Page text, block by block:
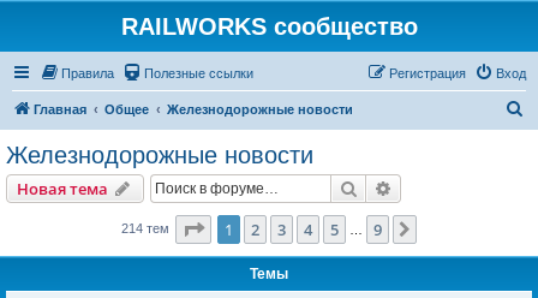
RAILWORKS сообщество
Правила Полезные ссылки Вход
Регистрация
Главная Общее Железнодорожные новости
Железнодорожные новости
Новая тема Поиск
214 тем Страница из
1 2 3 4 5 9
Темы